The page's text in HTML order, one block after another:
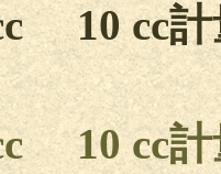
cc計
cc計